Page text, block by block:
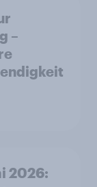
–
2026: